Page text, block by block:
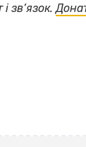
зв’язок.